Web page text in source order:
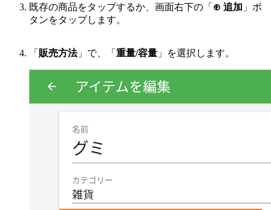
既存の商品をタップするか、画面右下の「 ⊕ 追加 」ボ
タンをタップします。
「 販売方法」で、「 重量/容量 」を選択します。